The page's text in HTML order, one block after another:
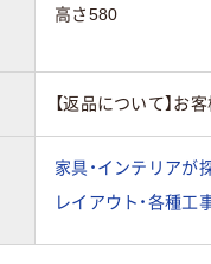
高さ580
【返品について】お
家具・インテリアが
レイアウト・各種工